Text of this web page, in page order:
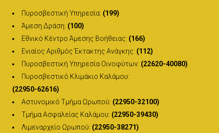
Πυροσβεστική Υπηρεσία: (199)
Άμεση Δράση: (100)
Εθνικό Κέντρο Άμεσης Βοήθειας: (166)
Ενιαίος Αριθμός Έκτακτης Ανάγκης: (112)
Πυροσβεστική Υπηρεσία Οινοφύτων: (22620-40080)
Πυροσβεστικό Κλιμάκιο Καλάμου:
(22950-62616)
Αστυνομικό Τμήμα Ωρωπού: (22950-32100)
Τμήμα Ασφαλείας Καλάμου: (22950-39430)
Λιμεναρχείο Ωρωπού: (22950-38271)